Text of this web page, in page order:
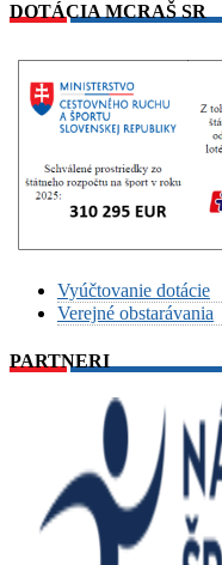
DOTÁCIA MCRAŠ SR
Vyúčtovanie dotácie
Verejné obstarávania
PARTNERI